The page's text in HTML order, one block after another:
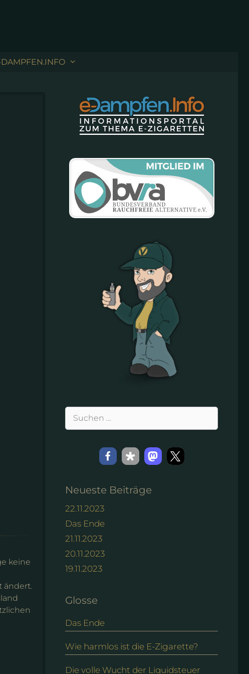
DAMPFEN.INFO
keine
ändert.
Suchen
Neueste Beiträge
22.11.2023
Das Ende
21.11.2023
20.11.2023
19.11.2023
Glosse
Das Ende
Wie harmlos ist die E-Zigarette?
Die volle Wucht der Liquidsteuer